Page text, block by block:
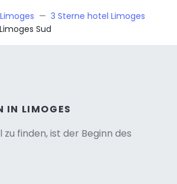
3 Sterne hotel Limoges
Sud
IN LIMOGES
finden, ist der Beginn des